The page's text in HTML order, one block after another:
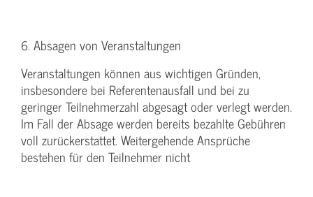
6. Absagen von Veranstaltungen
Veranstaltungen können aus wichtigen Gründen,
insbesondere bei Referentenausfall und bei zu
geringer Teilnehmerzahl abgesagt oder verlegt werden.
Im Fall der Absage werden bereits bezahlte Gebühren
voll zurückerstattet. Weitergehende Ansprüche
bestehen für den Teilnehmer nicht